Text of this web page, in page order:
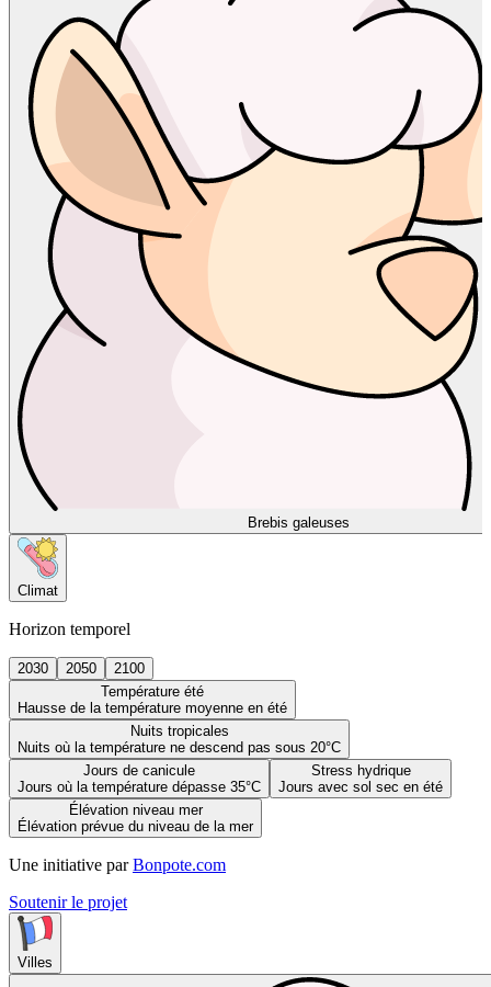
Brebis galeuses
Climat
Horizon temporel
2030 2050
2100
Température été
Hausse de la température moyenne en été
Nuits tropicales
Nuits où la température ne descend pas sous 20°C
Jours de canicule
Jours où la température dépasse 35°C
Stress hydrique
Jours avec sol sec en été
Élévation niveau mer
Élévation prévue du niveau de la mer
Une initiative par Bonpote.com
Soutenir le projet
Villes